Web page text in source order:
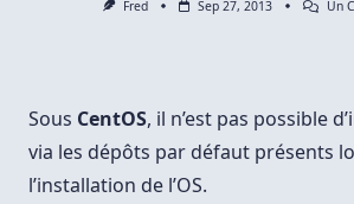
Fred Sep 27, 2013 Un
Sous CentOS, il n’est pas possible
via les dépôts par défaut présents
l’installation de l’OS.